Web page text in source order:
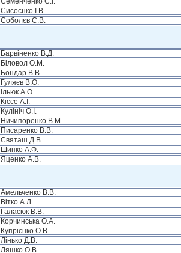
Сисоєнко І.В.
Соболєв Є.В.
Барвіненко В.Д.
Біловол О.М.
Бондар В.В.
Гуляєв В.О.
Ільюк А.О.
Кіссе А.І.
Кулініч О.І.
Ничипоренко В.М.
Писаренко В.В.
Святаш Д.В.
Шипко А.Ф.
Яценко А.В.
Амельченко В.В.
Вітко А.Л.
Галасюк В.В.
Корчинська О.А.
Купрієнко О.В.
Лінько Д.В.
Ляшко О.В.